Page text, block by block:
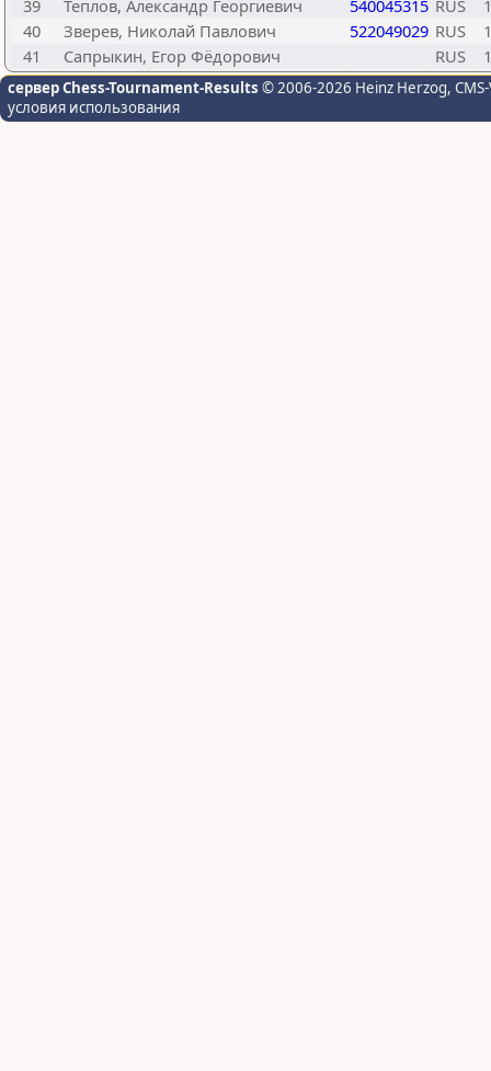
39 Теплов, Александр Георгиевич 540045315 RUS
40
Зверев, Николай Павлович 522049029 RUS
41
Сапрыкин, Егор Фёдорович RUS
сервер Chess-Tournament-Results © 2006-2026 Heinz Herzog,
условия использования